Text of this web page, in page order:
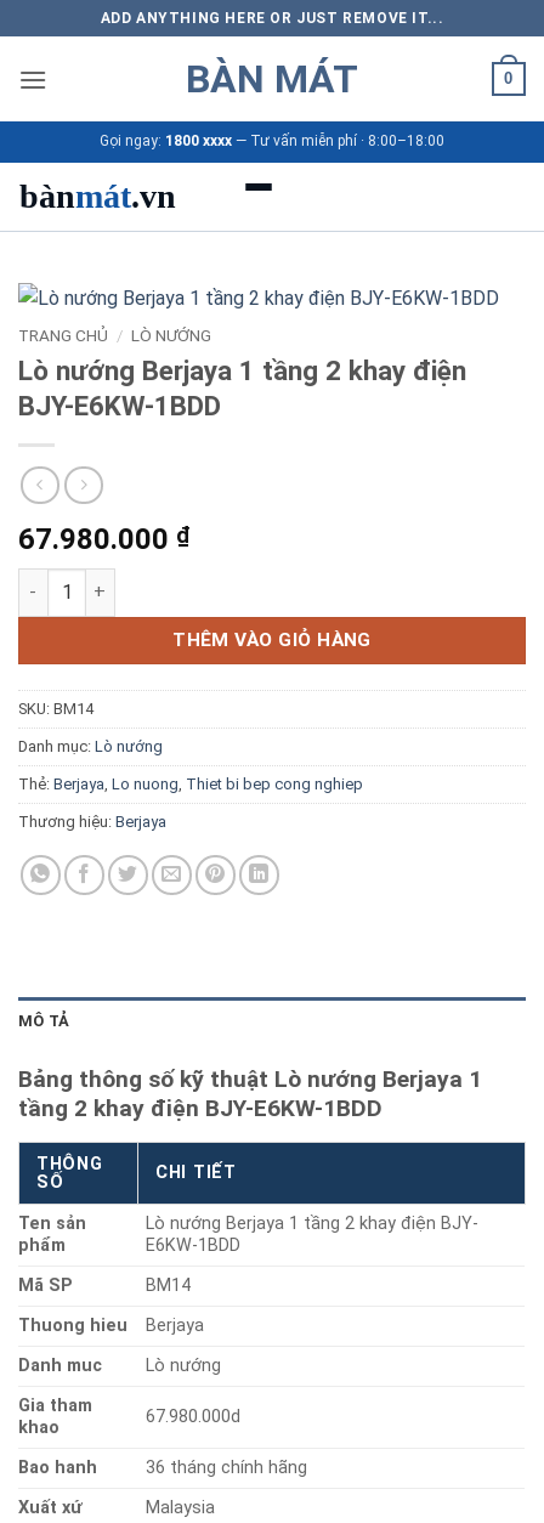
qua
nội
ADD ANYTHING HERE OR JUST REMOVE IT...
BÀN MÁT 0
Gọi ngay: 1800 xxxx — Tư vấn miễn phí · 8:00–18:00
bànmát.vn
Sản phẩm
Thương hiệu
Bảng giá 2026
Ứng dụng
Blog kiến thức
TRANG CHỦ / LÒ NƯỚNG
Lò nướng Berjaya 1 tầng 2 khay điện
BJY-E6KW-1BDD
67.980.000 ₫
Lò nướng Berjaya 1 tầng 2 khay điện BJY-E6KW-1BDD số
THÊM VÀO GIỎ HÀNG
SKU: BM14
Danh mục: Lò nướng
Thẻ: Berjaya Lo nuong Thiet bi bep cong nghiep
Thương hiệu: Berjaya
MÔ TẢ
Bảng thông số kỹ thuật Lò nướng Berjaya 1
tầng 2 khay điện BJY-E6KW-1BDD
THÔNG
SỐ
CHI TIẾT
Ten sản
phẩm
Lò nướng Berjaya 1 tầng 2 khay điện BJY-
E6KW-1BDD
Mã SP
BM14
Thuong hieu
Berjaya
Danh muc
Lò nướng
Gia tham
khao
67.980.000d
Bao hanh
36 tháng chính hãng
Xuất xứ
Malaysia